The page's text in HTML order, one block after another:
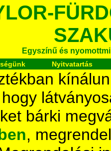
Egyszínű és
Nyitvatartás
bárki
,